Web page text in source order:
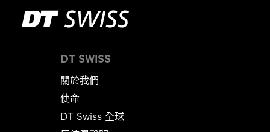
DT SWISS
關於我們
使命
DT Swiss 全球